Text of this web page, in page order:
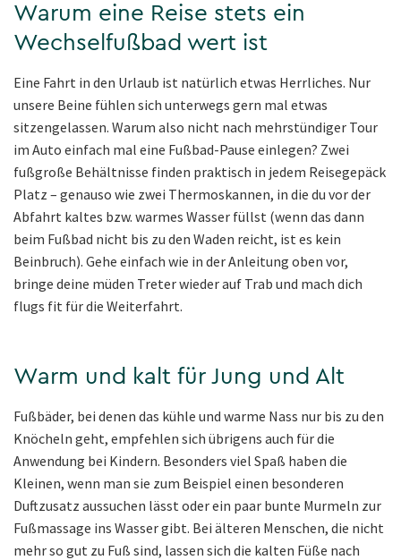
Warum eine Reise stets ein
Wechselfußbad wert ist
Eine Fahrt in den Urlaub ist natürlich etwas Herrliches. Nur
unsere Beine fühlen sich unterwegs gern mal etwas
sitzengelassen. Warum also nicht nach mehrstündiger Tour
im Auto einfach mal eine Fußbad-Pause einlegen? Zwei
fußgroße Behältnisse finden praktisch in jedem Reisegepäck
Platz – genauso wie zwei Thermoskannen, in die du vor der
Abfahrt kaltes bzw. warmes Wasser füllst (wenn das dann
beim Fußbad nicht bis zu den Waden reicht, ist es kein
Beinbruch). Gehe einfach wie in der Anleitung oben vor,
bringe deine müden Treter wieder auf Trab und mach dich
flugs fit für die Weiterfahrt.
Warm und kalt für Jung und Alt
Fußbäder, bei denen das kühle und warme Nass nur bis zu den
Knöcheln geht, empfehlen sich übrigens auch für die
Anwendung bei Kindern. Besonders viel Spaß haben die
Kleinen, wenn man sie zum Beispiel einen besonderen
Duftzusatz aussuchen lässt oder ein paar bunte Murmeln zur
Fußmassage ins Wasser gibt. Bei älteren Menschen, die nicht
mehr so gut zu Fuß sind, lassen sich die kalten Füße nach